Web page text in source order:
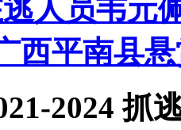
人员韦元
西平南县
2024 抓